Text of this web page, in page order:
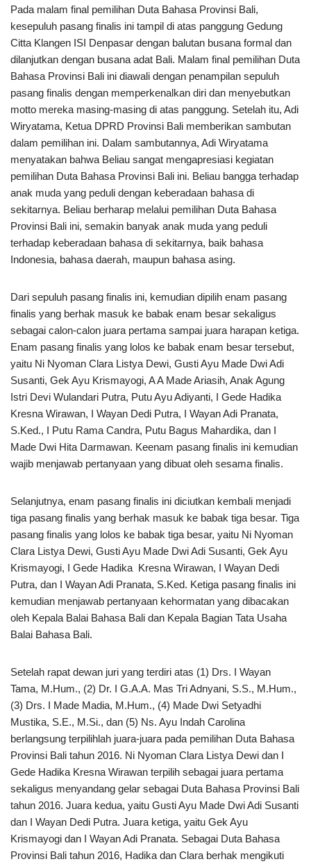
Pada malam final pemilihan Duta Bahasa Provinsi Bali,
kesepuluh pasang finalis ini tampil di atas panggung Gedung
Citta Klangen ISI Denpasar dengan balutan busana formal dan
dilanjutkan dengan busana adat Bali. Malam final pemilihan Duta
Bahasa Provinsi Bali ini diawali dengan penampilan sepuluh
pasang finalis dengan memperkenalkan diri dan menyebutkan
motto mereka masing-masing di atas panggung. Setelah itu, Adi
Wiryatama, Ketua DPRD Provinsi Bali memberikan sambutan
dalam pemilihan ini. Dalam sambutannya, Adi Wiryatama
menyatakan bahwa Beliau sangat mengapresiasi kegiatan
pemilihan Duta Bahasa Provinsi Bali ini. Beliau bangga terhadap
anak muda yang peduli dengan keberadaan bahasa di
sekitarnya. Beliau berharap melalui pemilihan Duta Bahasa
Provinsi Bali ini, semakin banyak anak muda yang peduli
terhadap keberadaan bahasa di sekitarnya, baik bahasa
Indonesia, bahasa daerah, maupun bahasa asing.
Dari sepuluh pasang finalis ini, kemudian dipilih enam pasang
finalis yang berhak masuk ke babak enam besar sekaligus
sebagai calon-calon juara pertama sampai juara harapan ketiga.
Enam pasang finalis yang lolos ke babak enam besar tersebut,
yaitu Ni Nyoman Clara Listya Dewi, Gusti Ayu Made Dwi Adi
Susanti, Gek Ayu Krismayogi, A A Made Ariasih, Anak Agung
Istri Devi Wulandari Putra, Putu Ayu Adiyanti, I Gede Hadika
Kresna Wirawan, I Wayan Dedi Putra, I Wayan Adi Pranata,
S.Ked., I Putu Rama Candra, Putu Bagus Mahardika, dan I
Made Dwi Hita Darmawan. Keenam pasang finalis ini kemudian
wajib menjawab pertanyaan yang dibuat oleh sesama finalis.
Selanjutnya, enam pasang finalis ini diciutkan kembali menjadi
tiga pasang finalis yang berhak masuk ke babak tiga besar. Tiga
pasang finalis yang lolos ke babak tiga besar, yaitu Ni Nyoman
Clara Listya Dewi, Gusti Ayu Made Dwi Adi Susanti, Gek Ayu
Krismayogi, I Gede Hadika Kresna Wirawan, I Wayan Dedi
Putra, dan I Wayan Adi Pranata, S.Ked. Ketiga pasang finalis ini
kemudian menjawab pertanyaan kehormatan yang dibacakan
oleh Kepala Balai Bahasa Bali dan Kepala Bagian Tata Usaha
Balai Bahasa Bali.
Setelah rapat dewan juri yang terdiri atas (1) Drs. I Wayan
Tama, M.Hum., (2) Dr. I G.A.A. Mas Tri Adnyani, S.S., M.Hum.,
(3) Drs. I Made Madia, M.Hum., (4) Made Dwi Setyadhi
Mustika, S.E., M.Si., dan (5) Ns. Ayu Indah Carolina
berlangsung terpilihlah juara-juara pada pemilihan Duta Bahasa
Provinsi Bali tahun 2016. Ni Nyoman Clara Listya Dewi dan I
Gede Hadika Kresna Wirawan terpilih sebagai juara pertama
sekaligus menyandang gelar sebagai Duta Bahasa Provinsi Bali
tahun 2016. Juara kedua, yaitu Gusti Ayu Made Dwi Adi Susanti
dan I Wayan Dedi Putra. Juara ketiga, yaitu Gek Ayu
Krismayogi dan I Wayan Adi Pranata. Sebagai Duta Bahasa
Provinsi Bali tahun 2016, Hadika dan Clara berhak mengikuti